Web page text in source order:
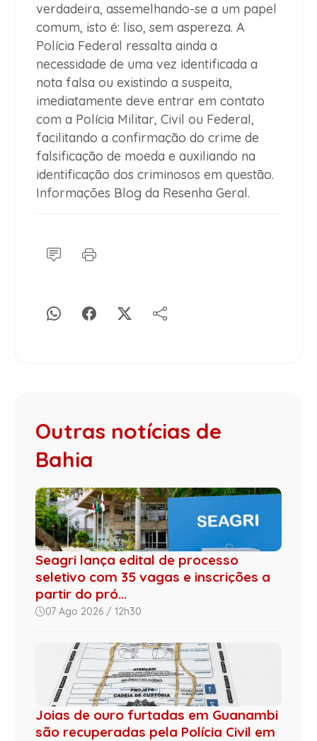
verdadeira, assemelhando-se a um papel
comum, isto é: liso, sem aspereza. A
Polícia Federal ressalta ainda a
necessidade de uma vez identificada a
nota falsa ou existindo a suspeita,
imediatamente deve entrar em contato
com a Polícia Militar, Civil ou Federal,
facilitando a confirmação do crime de
falsificação de moeda e auxiliando na
identificação dos criminosos em questão.
Informações Blog da Resenha Geral.
Outras notícias de
Bahia
Seagri lança edital de processo
seletivo com 35 vagas e inscrições a
partir do pró...
07 Ago 2026 / 12h30
Joias de ouro furtadas em Guanambi
são recuperadas pela Polícia Civil em